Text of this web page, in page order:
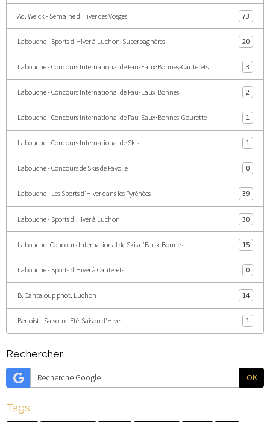
Ad. Weick - Semaine d'Hiver des Vosges 73
Labouche - Sports d'Hiver à Luchon-Superbagnères 20
Labouche - Concours International de Pau-Eaux·Bonnes-Cauterets 3
Labouche - Concours International de Pau-Eaux·Bonnes 2
Labouche - Concours International de Pau-Eaux·Bonnes-Gourette 1
Labouche - Concours International de Skis 1
Labouche - Concours de Skis de Payolle 0
Labouche - Les Sports d'Hiver dans les Pyrénées 39
Labouche - Sports d'Hiver à Luchon 30
Labouche- Concours International de Skis d'Eaux-Bonnes 15
Labouche - Sports d'Hiver à Cauterets 0
B. Cantaloup phot. Luchon 14
Benoist - Saison d'Eté-Saison d'Hiver 1
Rechercher
OK
Tags